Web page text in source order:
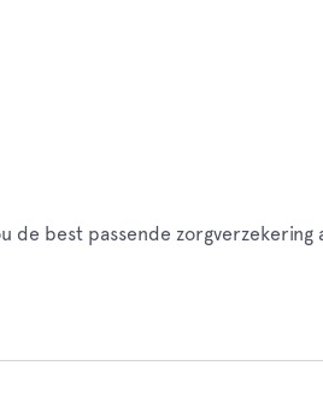
de best passende zorgverzekering